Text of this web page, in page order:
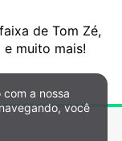
de Tom Zé,
muito mais!
a nossa
você